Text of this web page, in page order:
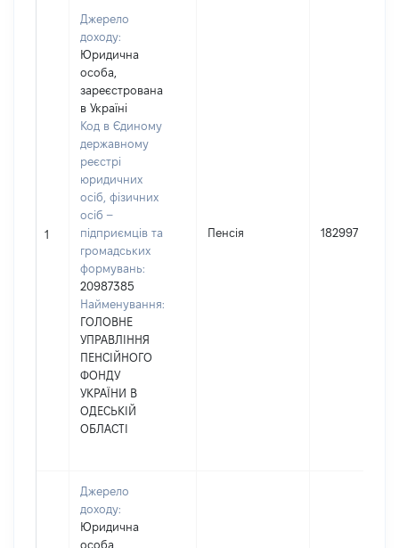
1
Джерело
доходу:
Юридична
особа,
зареєстрована
в Україні
Код в Єдиному
державному
реєстрі
юридичних
осіб, фізичних
осіб –
підприємців та
громадських
формувань:
20987385
Найменування:
ГОЛОВНЕ
УПРАВЛІННЯ
ПЕНСІЙНОГО
ФОНДУ
УКРАЇНИ В
ОДЕСЬКІЙ
ОБЛАСТІ
Пенсія 182997
Джерело
доходу:
Юридична
особа,